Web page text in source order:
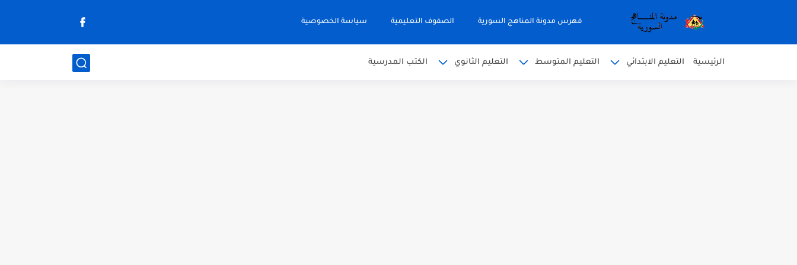
فهرس مدونة المناهج السورية الصفوف التعليمية سياسة الخصوصية
الرئيسية التعليم الابتدائي التعليم المتوسط التعليم الثانوي الكتب المدرسية